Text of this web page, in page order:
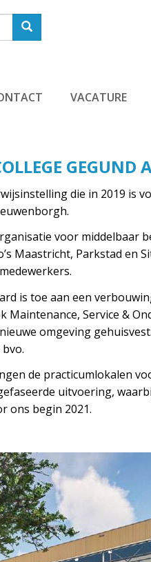
Search
VACATURE
GEGUND
die in 2019 is
voor middelbaar
Maastricht, Parkstad en
is toe aan een
Service &
omgeving
de practicumlokalen
uitvoering,
ons begin 2021.